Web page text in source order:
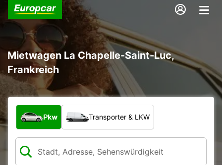
Mietwagen La Chapelle-Saint-Luc,
Frankreich
Welche Art von Fahrzeug?
Pkw Transporter & LKW